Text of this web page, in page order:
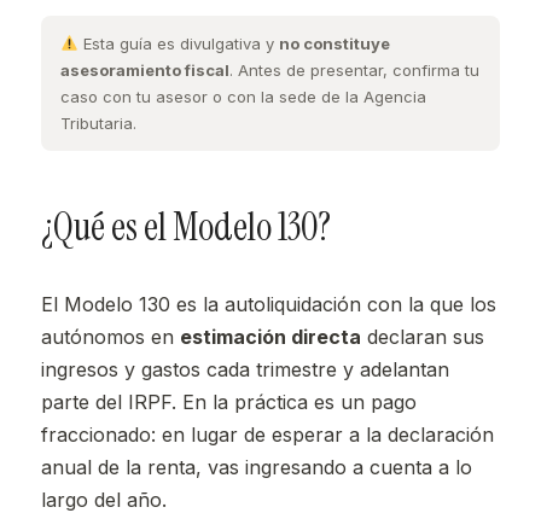
Esta guía es divulgativa y no constituye
asesoramiento fiscal. Antes de presentar, confirma tu
caso con tu asesor o con la sede de la Agencia
Tributaria.
¿Qué es el Modelo 130?
El Modelo 130 es la autoliquidación con la que los
autónomos en estimación directa declaran sus
ingresos y gastos cada trimestre y adelantan
parte del IRPF. En la práctica es un pago
fraccionado: en lugar de esperar a la declaración
anual de la renta, vas ingresando a cuenta a lo
largo del año.